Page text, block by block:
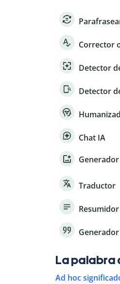
Corrector
Detector
Detector
Chat IA
Traductor
La palabra
Ad hoc